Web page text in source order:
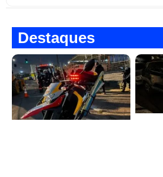
Destaques